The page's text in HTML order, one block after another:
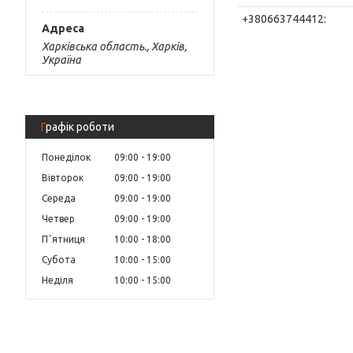
Харківська область., Харків,
Україна
Графік роботи
Понеділок 09:00
19:00
Вівторок
09:00
19:00
Середа
09:00
19:00
Четвер
09:00
19:00
Пʼятниця
10:00
18:00
Субота
10:00
15:00
Неділя
10:00 15:00